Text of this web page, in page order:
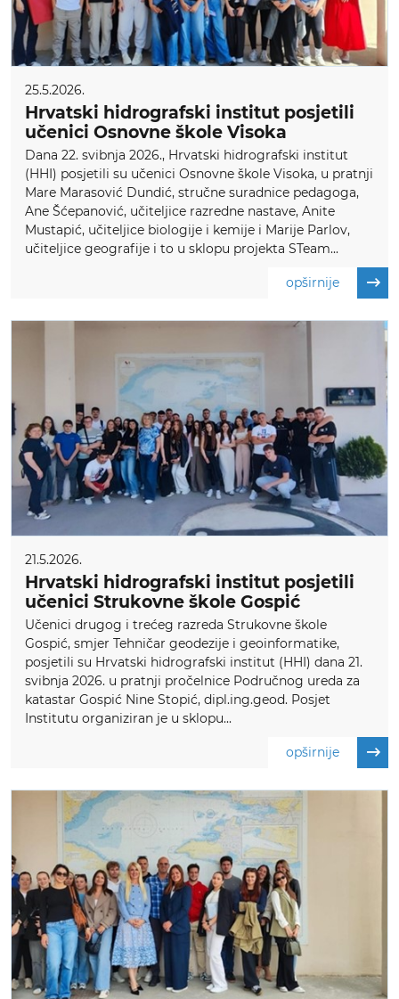
25.5.2026.
Hrvatski hidrografski institut posjetili
učenici Osnovne škole Visoka
Dana 22. svibnja 2026., Hrvatski hidrografski institut
(HHI) posjetili su učenici Osnovne škole Visoka, u pratnji
Mare Marasović Dundić, stručne suradnice pedagoga,
Ane Šćepanović, učiteljice razredne nastave, Anite
Mustapić, učiteljice biologije i kemije i Marije Parlov,
učiteljice geografije i to u sklopu projekta STeam...
opširnije
21.5.2026.
Hrvatski hidrografski institut posjetili
učenici Strukovne škole Gospić
Učenici drugog i trećeg razreda Strukovne škole
Gospić, smjer Tehničar geodezije i geoinformatike,
posjetili su Hrvatski hidrografski institut (HHI) dana 21.
svibnja 2026. u pratnji pročelnice Područnog ureda za
katastar Gospić Nine Stopić, dipl.ing.geod. Posjet
Institutu organiziran je u sklopu...
opširnije